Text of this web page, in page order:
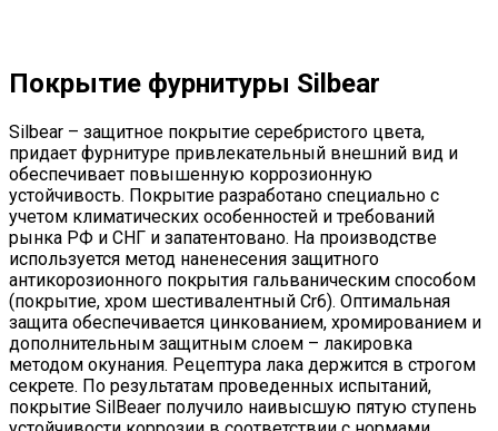
Покрытие фурнитуры Silbear
Silbear – защитное покрытие серебристого цвета,
придает фурнитуре привлекательный внешний вид и
обеспечивает повышенную коррозионную
устойчивость. Покрытие разработано специально с
учетом климатических особенностей и требований
рынка РФ и СНГ и запатентовано. На производстве
используется метод наненесения защитного
антикорозионного покрытия гальваническим способом
(покрытие, хром шестивалентный Cr6). Оптимальная
защита обеспечивается цинкованием, хромированием и
дополнительным защитным слоем – лакировка
методом окунания. Рецептура лака держится в строгом
секрете. По результатам проведенных испытаний,
покрытие SilBeaer получило наивысшую пятую ступень